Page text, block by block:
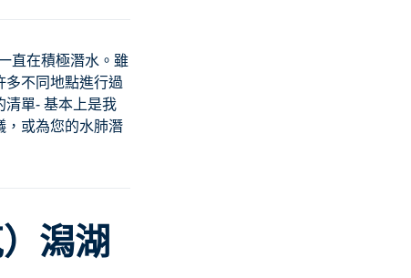
直在積極潛水。雖
多不同地點進行過
單- 基本上是我
，或為您的水肺潛
潟湖